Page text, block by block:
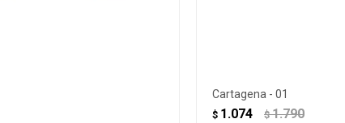
Cartagena - 01
$ 1.074 $ 1.790